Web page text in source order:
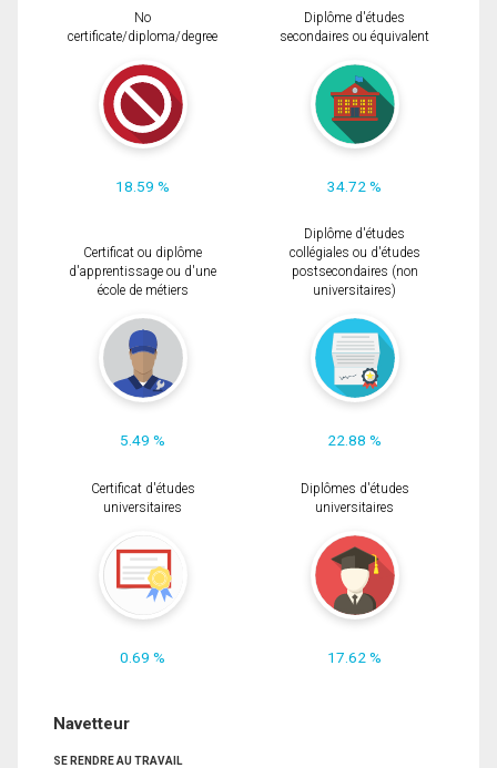
No
certificate/diploma/degree
18.59 %
Diplôme d'études
secondaires ou équivalent
34.72 %
Certificat ou diplôme
d'apprentissage ou d'une
école de métiers
5.49 %
Diplôme d'études
collégiales ou d'études
postsecondaires (non
universitaires)
22.88 %
Certificat d'études
universitaires
0.69 %
Diplômes d'études
universitaires
17.62 %
Navetteur
SE RENDRE AU TRAVAIL